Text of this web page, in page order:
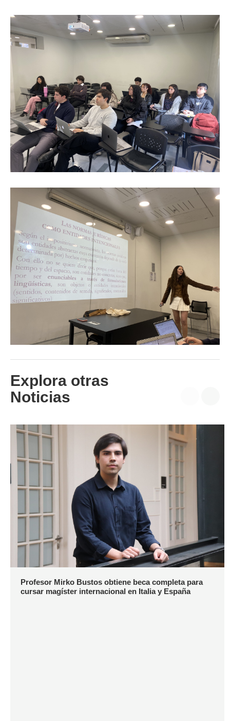
Explora otras
Noticias
Profesor Mirko Bustos obtiene beca completa para
cursar magíster internacional en Italia y España